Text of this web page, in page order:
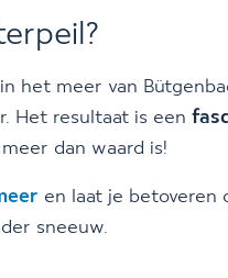
het meer van
Het resultaat is een
dan waard is!
en laat je betoveren
sneeuw.